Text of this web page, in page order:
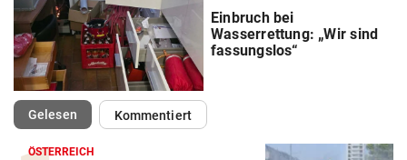
Einbruch bei
Wasserrettung: „Wir sind
fassungslos“
Gelesen(ausgewählt)Kommentiert
ÖSTERREICH